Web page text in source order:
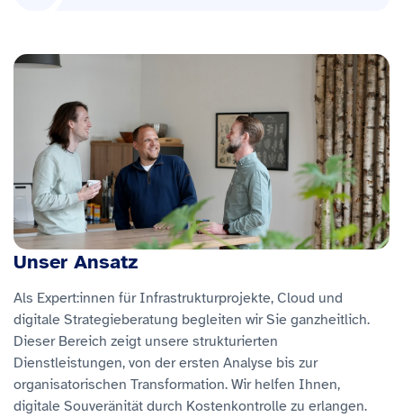
Unser Ansatz
Als Expert:innen für Infrastrukturprojekte, Cloud und
digitale Strategieberatung begleiten wir Sie ganzheitlich.
Dieser Bereich zeigt unsere strukturierten
Dienstleistungen, von der ersten Analyse bis zur
organisatorischen Transformation. Wir helfen Ihnen,
digitale Souveränität durch Kostenkontrolle zu erlangen.